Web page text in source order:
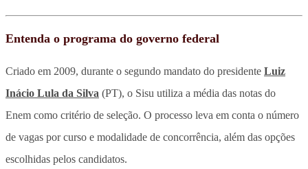
Entenda o programa do governo federal
Criado em 2009, durante o segundo mandato do presidente Luiz
Inácio Lula da Silva (PT), o Sisu utiliza a média das notas do
Enem como critério de seleção. O processo leva em conta o número
de vagas por curso e modalidade de concorrência, além das opções
escolhidas pelos candidatos.